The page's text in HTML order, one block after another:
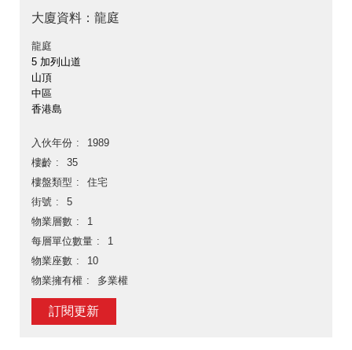
大廈資料：龍庭
龍庭
5 加列山道
山頂
中區
香港島
入伙年份
1989
樓齡
35
樓盤類型
住宅
街號
5
物業層數
1
每層單位數量
1
物業座數
10
物業擁有權
多業權
訂閱更新